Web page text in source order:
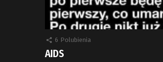
6 Polubienia
AIDS